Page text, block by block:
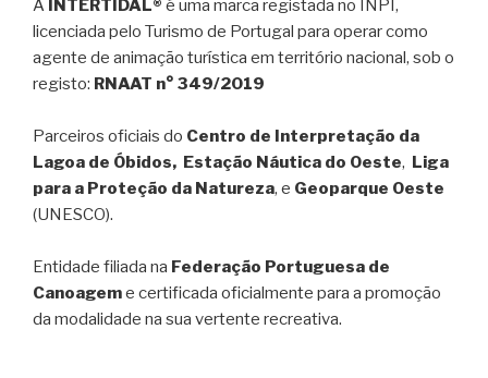
A INTERTIDAL® é uma marca registada no INPI,
licenciada pelo Turismo de Portugal para operar como
agente de animação turística em território nacional, sob o
registo: RNAAT n° 349/2019
Parceiros oficiais do Centro de Interpretação da
Lagoa de Óbidos, Estação Náutica do Oeste, Liga
para a Proteção da Natureza, e Geoparque Oeste
(UNESCO).
Entidade filiada na Federação Portuguesa de
Canoageme certificada oficialmente para a promoção
da modalidade na sua vertente recreativa.